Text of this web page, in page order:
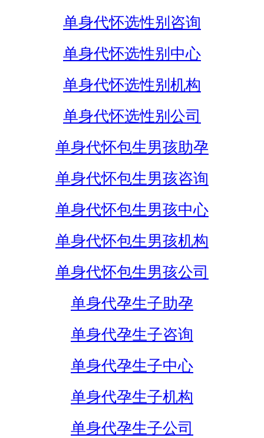
单身代怀选性别咨询
单身代怀选性别中心
单身代怀选性别机构
单身代怀选性别公司
单身代怀包生男孩助孕
单身代怀包生男孩咨询
单身代怀包生男孩中心
单身代怀包生男孩机构
单身代怀包生男孩公司
单身代孕生子助孕
单身代孕生子咨询
单身代孕生子中心
单身代孕生子机构
单身代孕生子公司